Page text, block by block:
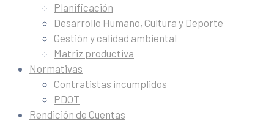
Planificación
Desarrollo Humano, Cultura y Deporte
Gestión y calidad ambiental
Matriz productiva
Normativas
Contratistas incumplidos
PDOT
Rendición de Cuentas